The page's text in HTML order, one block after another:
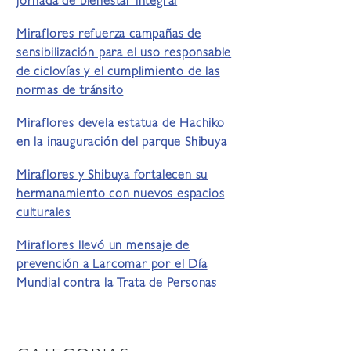
jornada de bienestar integral
Miraflores refuerza campañas de
sensibilización para el uso responsable
de ciclovías y el cumplimiento de las
normas de tránsito
Miraflores devela estatua de Hachiko
en la inauguración del parque Shibuya
Miraflores y Shibuya fortalecen su
hermanamiento con nuevos espacios
culturales
Miraflores llevó un mensaje de
prevención a Larcomar por el Día
Mundial contra la Trata de Personas